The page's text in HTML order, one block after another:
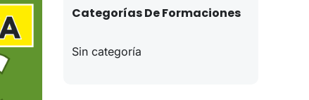
Categorías De Formaciones
Sin categoría